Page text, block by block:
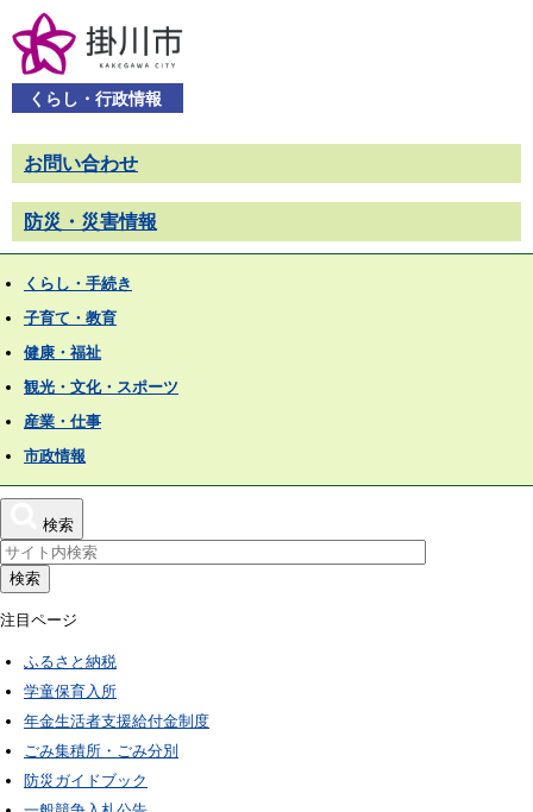
くらし・行政情報
お問い合わせ
防災・災害情報
くらし・手続き
子育て・教育
健康・福祉
観光・文化・スポーツ
産業・仕事
市政情報
検索
検索
注目ページ
ふるさと納税
学童保育入所
年金生活者支援給付金制度
ごみ集積所・ごみ分別
防災ガイドブック